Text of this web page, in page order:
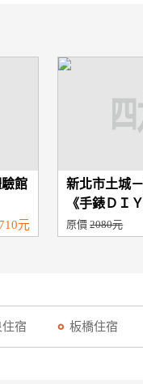
館
元
新北市土城
《手錶ＤＩ
原價2080元
宿 板橋住宿